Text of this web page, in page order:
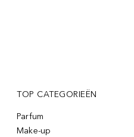
TOP CATEGORIEËN
Parfum
Make-up